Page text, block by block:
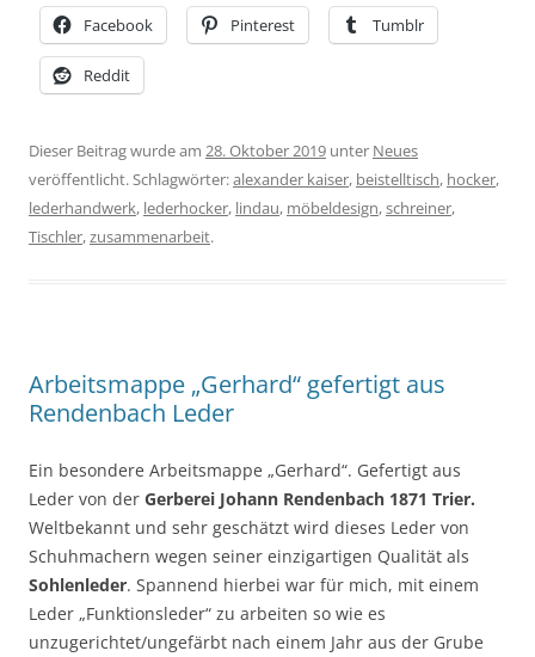
Facebook Pinterest Tumblr
Reddit
Dieser Beitrag wurde am 28. Oktober 2019 unter Neues
veröffentlicht. Schlagwörter:alexander kaiser, beistelltisch, hocker,
lederhandwerk, lederhocker, lindau, möbeldesign,schreiner,
Tischler,zusammenarbeit.
Arbeitsmappe „Gerhard“ gefertigt aus
Rendenbach Leder
Ein besondere Arbeitsmappe „Gerhard“. Gefertigt aus
Leder von der Gerberei Johann Rendenbach 1871 Trier.
Weltbekannt und sehr geschätzt wird dieses Leder von
Schuhmachern wegen seiner einzigartigen Qualität als
Sohlenleder. Spannend hierbei war für mich, mit einem
Leder „Funktionsleder“ zu arbeiten so wie es
unzugerichtet/ungefärbt nach einem Jahr aus der Grube